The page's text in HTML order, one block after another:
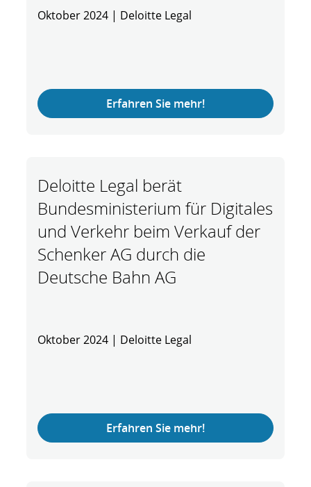
Oktober 2024 | Deloitte Legal
Erfahren Sie mehr!
Deloitte Legal berät
Bundesministerium für Digitales
und Verkehr beim Verkauf der
Schenker AG durch die
Deutsche Bahn AG
Oktober 2024 | Deloitte Legal
Erfahren Sie mehr!